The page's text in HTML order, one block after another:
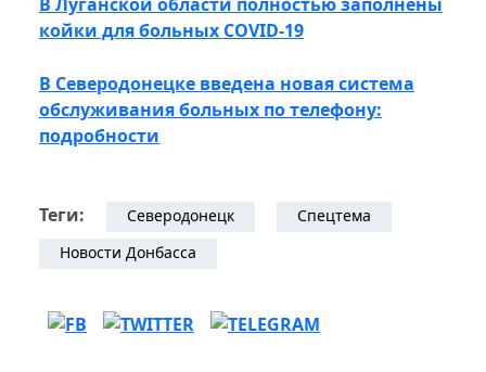
койки для больных COVID-19
В Северодонецке введена новая система
обслуживания больных по телефону:
подробности
Теги: Северодонецк
Спецтема
Новости Донбасса